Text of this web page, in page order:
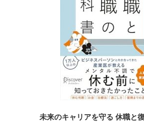
未来のキャリアを守る 休職と